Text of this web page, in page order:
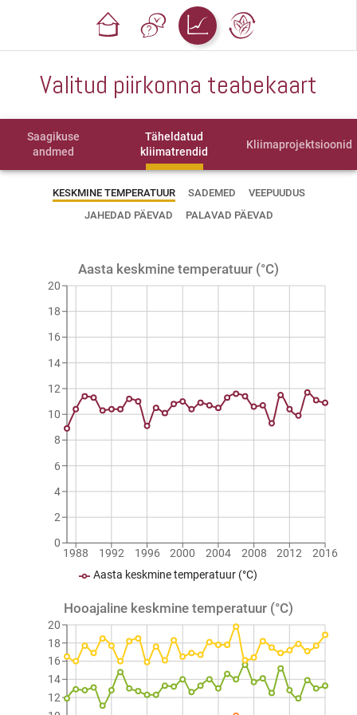
Valitud piirkonna teabekaart
Saagikuse
andmed
Täheldatud
kliimatrendid
Kliimaprojektsioonid
KESKMINE TEMPERATUUR SADEMED
VEEPUUDUS
JAHEDAD PÄEVAD
PALAVAD PÄEVAD
Aasta keskmine temperatuur (°C)
1988 1992 1996 2000 2004 2008 2012 2016
0
2
4
6
8
10
12
14
16
18
20
Aasta keskmine temperatuur (°C)
Hooajaline keskmine temperatuur (°C)
12
14
16
18
20